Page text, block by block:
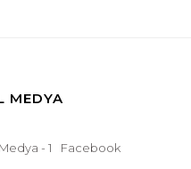
MEDYA
Facebook